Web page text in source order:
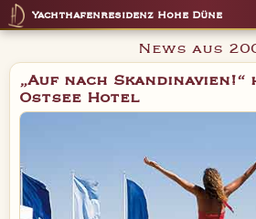
Yachthafenresidenz Hohe Düne
News aus
„Auf nach
Ostsee Hotel